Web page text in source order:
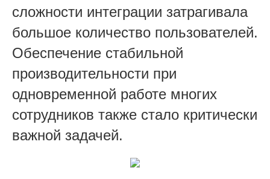
сложности интеграции затрагивала
большое количество пользователей.
Обеспечение стабильной
производительности при
одновременной работе многих
сотрудников также стало критически
важной задачей.